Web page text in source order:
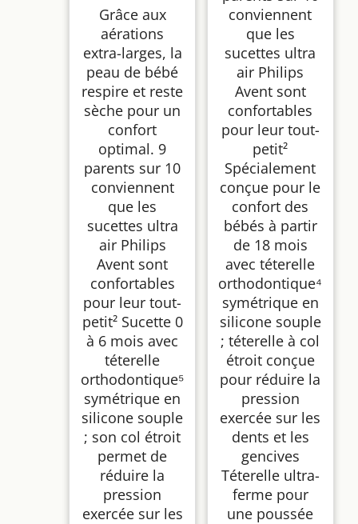
orthodontiques, pour
bébés de 0 à 6 mois,
phosphorescentes,
en silicone souple
d'origine végétale,
sans BPA, lot de 2,
SCF376/25
Grâce aux
aérations
extra-larges, la
peau de bébé
respire et reste
sèche pour un
confort
optimal. 9
parents sur 10
conviennent
que les
sucettes ultra
air Philips
Avent sont
confortables
pour leur tout-
petit² Sucette 0
à 6 mois avec
téterelle
orthodontique⁵
symétrique en
silicone souple
; son col étroit
permet de
réduire la
pression
exercée sur les
conviennent
que les
sucettes ultra
air Philips
Avent sont
confortables
pour leur tout-
petit²
Spécialement
conçue pour le
confort des
bébés à partir
de 18 mois
avec téterelle
orthodontique⁴
symétrique en
silicone souple
; téterelle à col
étroit conçue
pour réduire la
pression
exercée sur les
dents et les
gencives
Téterelle ultra-
ferme pour
une poussée